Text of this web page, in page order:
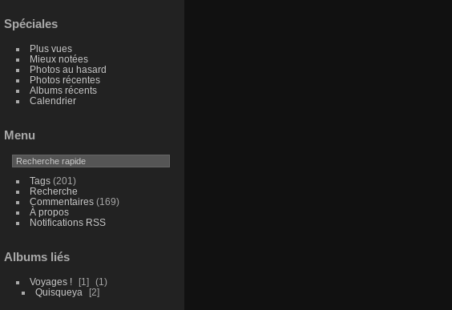
Spéciales
Plus vues
Mieux notées
Photos au hasard
Photos récentes
Albums récents
Calendrier
Menu
Tags(201)
Recherche
Commentaires(169)
À propos
Notifications RSS
Albums liés
Voyages ! 1
1
Quisqueya
2